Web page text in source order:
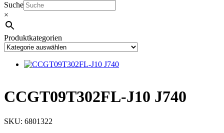
Suche
×
Produktkategorien
CCGT09T302FL-J10 J740
SKU: 6801322